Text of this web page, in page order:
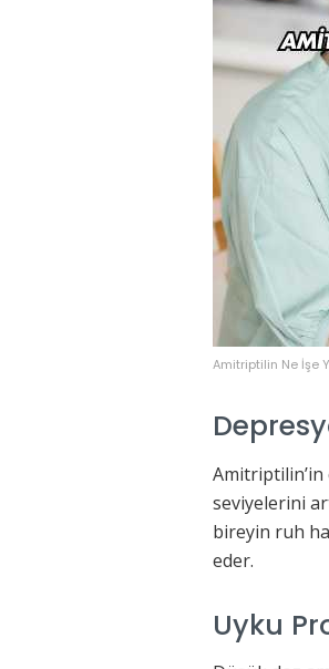
Amitriptilin Ne İşe
Amitriptilin’in
seviyelerini
bireyin ruh
eder.
Uyku